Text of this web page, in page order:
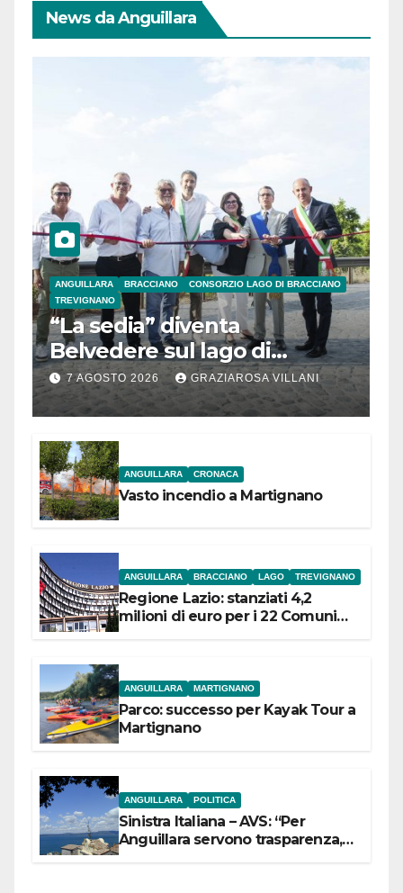
News da Anguillara
ANGUILLARA BRACCIANO
CONSORZIO LAGO DI BRACCIANO
TREVIGNANO
“La sedia” diventa
Belvedere sul lago di
Bracciano: ieri
l’inaugurazione
7 AGOSTO 2026 GRAZIAROSA VILLANI
ANGUILLARA CRONACA
Vasto incendio a Martignano
ANGUILLARA BRACCIANO LAGO TREVIGNANO
Regione Lazio: stanziati 4,2
milioni di euro per i 22 Comuni
ANGUILLARA MARTIGNANO
Parco: successo per Kayak Tour a
Martignano
ANGUILLARA POLITICA
Sinistra Italiana – AVS: “Per
Anguillara servono trasparenza,